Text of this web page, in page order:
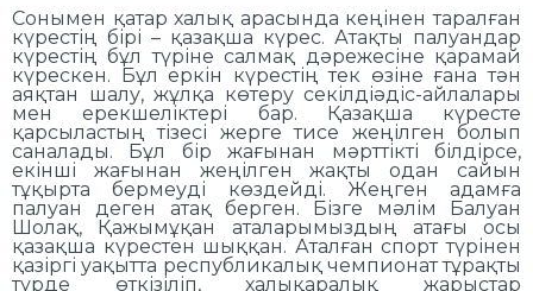
Сонымен қатар халық арасында кеңінен таралған
күрестің бірі – қазақша күрес. Атақты палуандар
күрестің бұл түріне салмақ дәрежесіне қарамай
күрескен. Бұл еркін күрестің тек өзіне ғана тән
аяқтан шалу, жұлқа көтеру секілдіәдіс-айлалары
мен ерекшеліктері бар. Қазақша күресте
қарсыластың тізесі жерге тисе жеңілген болып
саналады. Бұл бір жағынан мәрттікті білдірсе,
екінші жағынан жеңілген жақты одан сайын
тұқырта бермеуді көздейді. Жеңген адамға
палуан деген атақ берген. Бізге мәлім Балуан
Шолақ, Қажымұқан аталарымыздың атағы осы
қазақша күрестен шыққан. Аталған спорт түрінен
қазіргі уақытта республикалық чемпионат тұрақты
түрде өткізіліп, халықаралық жарыстар